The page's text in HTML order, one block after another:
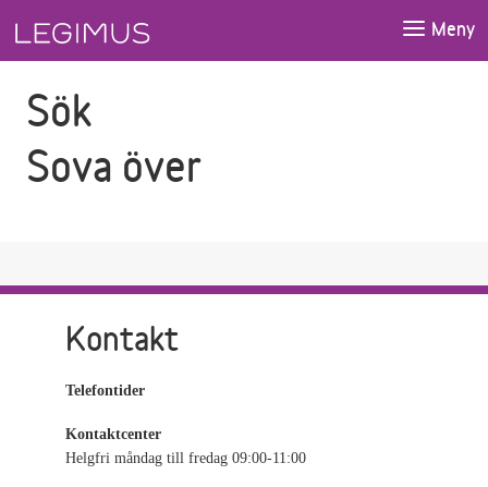
Meny
Sök
Sova över
Kontakt
Telefontider
Kontaktcenter
Helgfri måndag till fredag 09:00-11:00